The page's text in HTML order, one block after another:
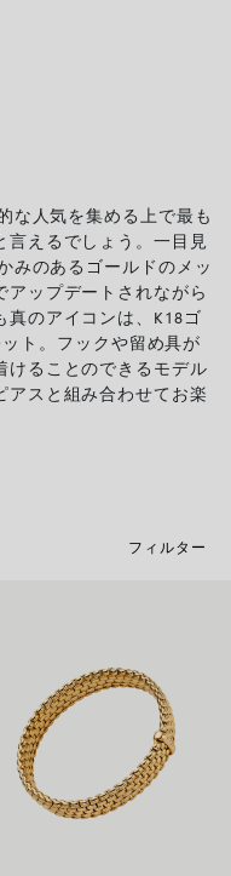
な人気を集める上で最も
言えるでしょう。一目見
みのあるゴールドのメッ
アップデートされながら
のアイコンは、K18ゴ
ト。フックや留め具が
けることのできるモデル
アスと組み合わせてお楽
フィルター